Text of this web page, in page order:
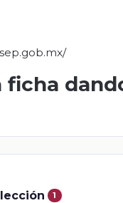
ficha
1